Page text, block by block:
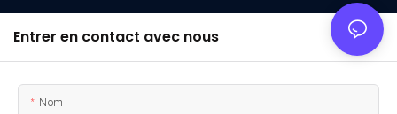
Entrer en contact avec nous
Nom